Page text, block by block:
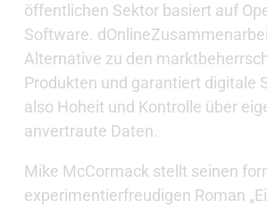
öffentlichen Sektor basiert auf
Software.
Alternative zu den
Produkten und garantiert digitale
also Hoheit und Kontrolle über
anvertraute Daten.
Mike McCormack stellt seinen
experimentierfreudigen Roman